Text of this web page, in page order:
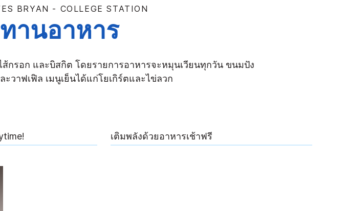
BRYAN - COLLEGE STATION
านอาหาร
กรอก และบิสกิต โดยรายการอาหารจะหมุนเวียนทุกวัน ขนมปัง
วาฟเฟิล เมนูเย็นได้แก่โยเกิร์ตและไข่ลวก
เติมพลังด้วยอาหารเช้าฟรี